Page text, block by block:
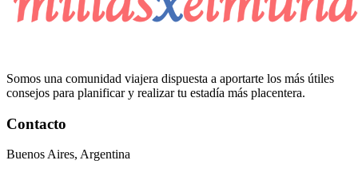
Somos una comunidad viajera dispuesta a aportarte los más útiles
consejos para planificar y realizar tu estadía más placentera.
Contacto
Buenos Aires, Argentina